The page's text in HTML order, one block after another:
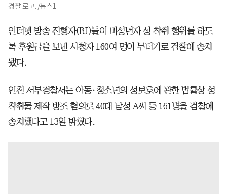
경찰 로고. /뉴스1
인터넷 방송 진행자(BJ)들이 미성년자 성 착취 행위를 하도
록 후원금을 보낸 시청자 160여 명이 무더기로 검찰에 송치
됐다.
인천 서부경찰서는 아동·청소년의 성보호에 관한 법률상 성
착취물 제작 방조 혐의로 40대 남성 A씨 등 161명을 검찰에
송치했다고 13일 밝혔다.